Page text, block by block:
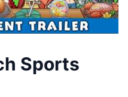
Sports